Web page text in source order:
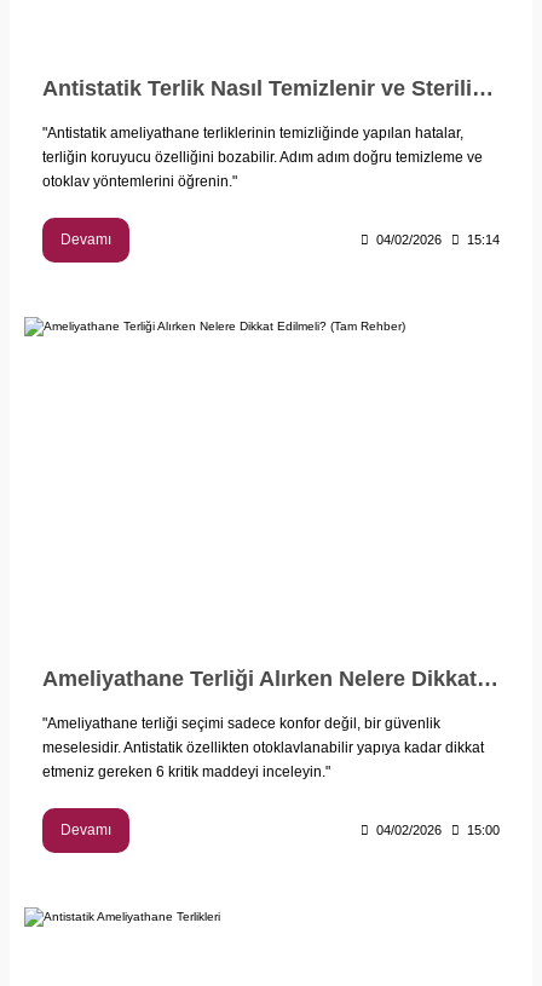
Antistatik Terlik Nasıl Temizlenir ve Sterilize Edilir?
"Antistatik ameliyathane terliklerinin temizliğinde yapılan hatalar,
terliğin koruyucu özelliğini bozabilir. Adım adım doğru temizleme ve
otoklav yöntemlerini öğrenin."
Devamı 04/02/2026 15:14
Ameliyathane Terliği Alırken Nelere Dikkat Edilmeli? (Tam Rehber)
"Ameliyathane terliği seçimi sadece konfor değil, bir güvenlik
meselesidir. Antistatik özellikten otoklavlanabilir yapıya kadar dikkat
etmeniz gereken 6 kritik maddeyi inceleyin."
Devamı 04/02/2026 15:00